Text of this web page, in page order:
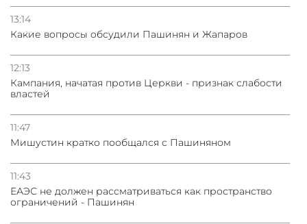
13:14
Какие вопросы обсудили Пашинян и Жапаров
12:13
Кампания, начатая против Церкви - признак слабости
властей
11:47
Мишустин кратко пообщался с Пашиняном
11:43
ЕАЭС не должен рассматриваться как пространство
ограничений - Пашинян